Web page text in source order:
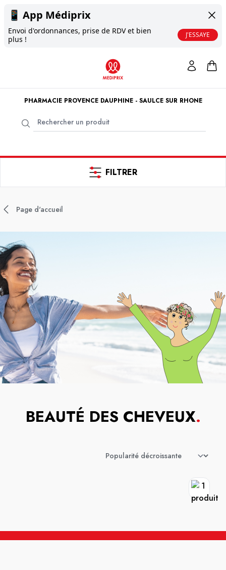
📱 App Médiprix
Envoi d'ordonnances, prise de RDV et bien
plus !
J'ESSAYE
PHARMACIE PROVENCE DAUPHINE - SAULCE SUR RHONE
FILTRER
Page d'accueil
BEAUTÉ DES CHEVEUX.